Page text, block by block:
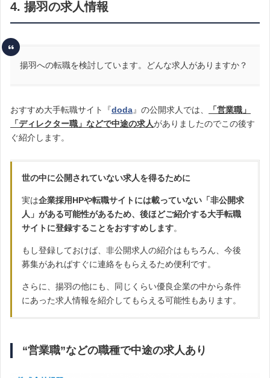
4. 揚羽の求人情報
揚羽への転職を検討しています。どんな求人がありますか？
おすすめ大手転職サイト『doda』の公開求人では、
「営業職」
「ディレクター職」などで中途の求人がありましたのでこの後す
ぐ紹介します。
世の中に公開されていない求人を得るために
実は企業採用HPや転職サイトには載っていない「非公開求
人」がある可能性があるため、後ほどご紹介する大手転職
サイトに登録することをおすすめします。
もし登録しておけば、非公開求人の紹介はもちろん、今後
募集があればすぐに連絡をもらえるため便利です。
さらに、揚羽の他にも、同じくらい優良企業の中から条件
にあった求人情報を紹介してもらえる可能性もあります。
“営業職”などの職種で中途の求人あり